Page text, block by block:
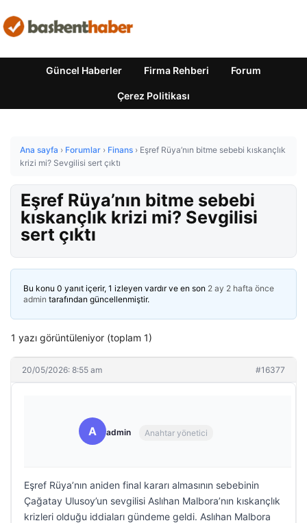
Güncel Haberler Firma Rehberi Forum
Çerez Politikası
Ana sayfa › Forumlar › Finans › Eşref Rüya’nın bitme sebebi kıskançlık
krizi mi? Sevgilisi sert çıktı
Eşref Rüya’nın bitme sebebi
kıskançlık krizi mi? Sevgilisi
sert çıktı
Bu konu 0 yanıt içerir, 1 izleyen vardır ve en son 2 ay 2 hafta önce
admin tarafından güncellenmiştir.
1 yazı görüntüleniyor (toplam 1)
20/05/2026: 8:55 am #16377
A admin Anahtar yönetici
Eşref Rüya’nın aniden final kararı almasının sebebinin
Çağatay Ulusoy’un sevgilisi Aslıhan Malbora’nın kıskançlık
krizleri olduğu iddiaları gündeme geldi. Aslıhan Malbora